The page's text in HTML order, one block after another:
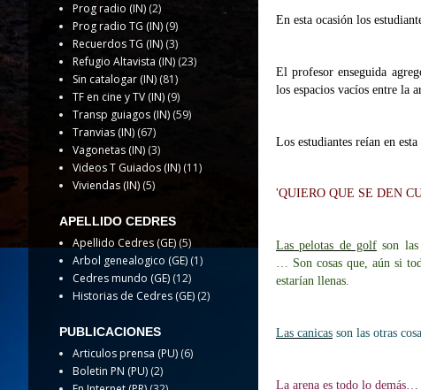
En esta ocasión los
El profesor enseguida
los espacios vacíos entre la
Los estudiantes reían en
'QUIERO QUE SE DEN
Las pelotas de golfson las
… Son cosas que, aún si
estarían llenas.
Las canicas son las otras
La arena es todo lo demás…
Prog radio (IN) (2)
Prog radio TG (IN) (9)
Recuerdos TG (IN) (3)
Refugio Altavista (IN) (23)
Sin catalogar (IN) (81)
TF en cine y TV (IN) (9)
Transp guiagos (IN)(59)
Tranvias (IN) (67)
Vagonetas (IN) (3)
Videos T Guiados (IN) (11)
Viviendas (IN) (5)
APELLIDO CEDRES
Apellido Cedres (GE) (5)
Arbol genealogico (GE) (1)
Cedres mundo (GE) (12)
Historias de Cedres (GE) (2)
PUBLICACIONES
Articulos prensa (PU) (6)
Boletin PN (PU) (2)